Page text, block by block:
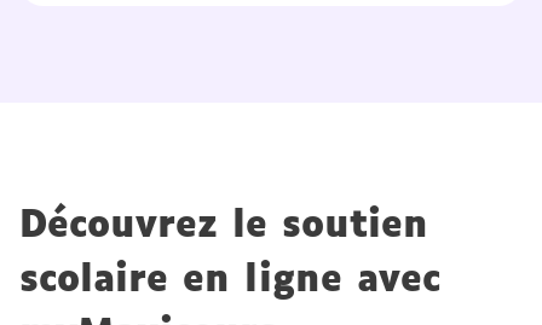
Découvrez le soutien
scolaire en ligne avec
TESTER GRATUITEMENT
* Votre code d'accès sera envoyé à cette adresse e-mail. En